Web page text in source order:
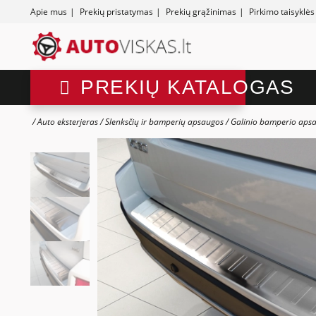
Apie mus | Prekių pristatymas | Prekių grąžinimas | Pirkimo taisyklės
PREKIŲ KATALOGAS
Auto eksterjeras Slenksčių ir bamperių apsaugos Galinio bamperio